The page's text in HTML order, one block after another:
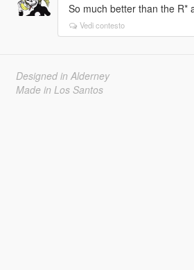
So much better than the R*
Vedi contesto
Designed in Alderney
Made in Los Santos